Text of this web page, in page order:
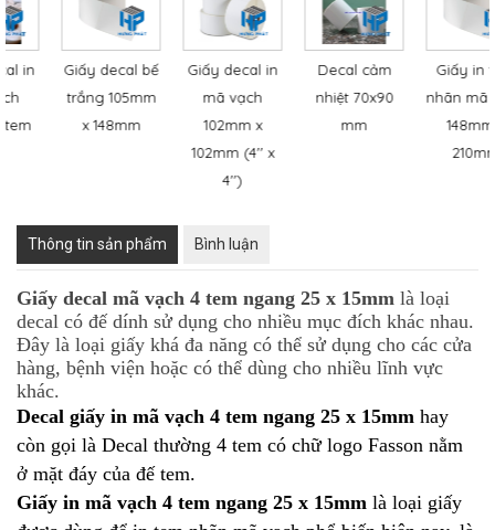
Giấy decal bế
trắng 105mm
x 148mm
Giấy decal in
mã vạch
102mm x
102mm (4'' x
Decal cảm
nhiệt 70x90
Giấy in tem
nhãn mã vạch
148mm x
210mm
Thông tin sản phẩm Bình luận
Giấy decal mã vạch 4 tem ngang 25 x 15mm là loại
decal có đế dính sử dụng cho nhiều mục đích khác nhau.
Đây là loại giấy khá đa năng có thể sử dụng cho các cửa
hàng, bệnh viện hoặc có thể dùng cho nhiều lĩnh vực
khác.
Decal giấy in mã vạch 4 tem ngang 25 x 15mm hay
còn gọi là Decal thường 4 tem có chữ logo Fasson nằm
ở mặt đáy của đế tem.
Giấy in mã vạch 4 tem ngang 25 x 15mm là loại giấy